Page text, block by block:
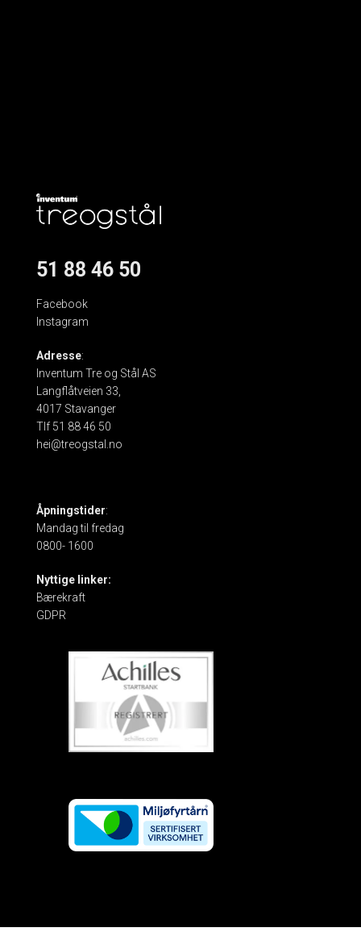
51 88 46 50
Facebook
Instagram
Adresse:
Inventum Tre og Stål AS
Langflåtveien 33,
4017 Stavanger
Tlf 51 88 46 50
hei@treogstal.no
Åpningstider:
Mandag til fredag
0800- 1600
Nyttige linker:
Bærekraft
GDPR